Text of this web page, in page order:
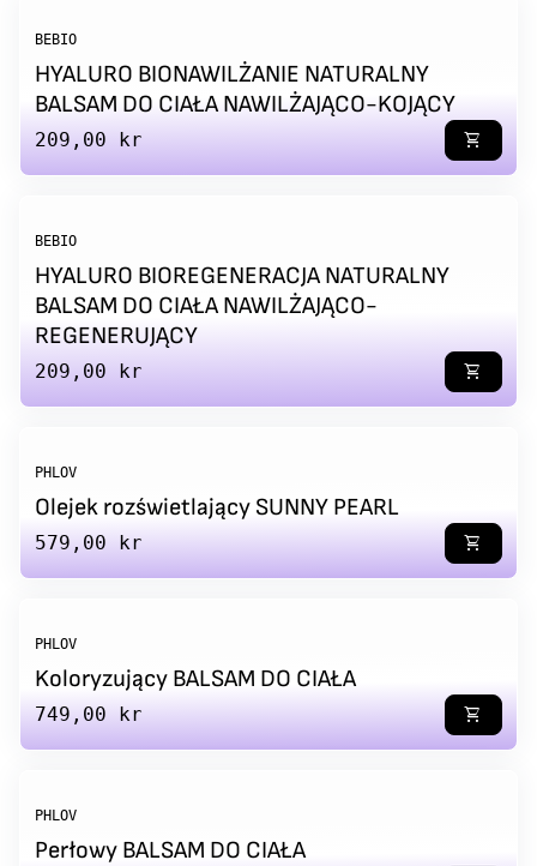
BEBIO
HYALURO BIONAWILŻANIE NATURALNY
BALSAM DO CIAŁA NAWILŻAJĄCO-KOJĄCY
Regular price
209,00 kr shopping_cart
BEBIO
HYALURO BIOREGENERACJA NATURALNY
BALSAM DO CIAŁA NAWILŻAJĄCO-
REGENERUJĄCY
Regular price
209,00 kr shopping_cart
PHLOV
Olejek rozświetlający SUNNY PEARL
Regular price
579,00 kr shopping_cart
PHLOV
Koloryzujący BALSAM DO CIAŁA
Regular price
749,00 kr shopping_cart
PHLOV
Perłowy BALSAM DO CIAŁA